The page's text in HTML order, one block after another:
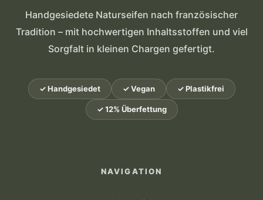
Handgesiedete Naturseifen nach französischer
Tradition – mit hochwertigen Inhaltsstoffen und viel
Sorgfalt in kleinen Chargen gefertigt.
✓ Handgesiedet ✓ Vegan ✓ Plastikfrei
✓ 12% Überfettung
NAVIGATION